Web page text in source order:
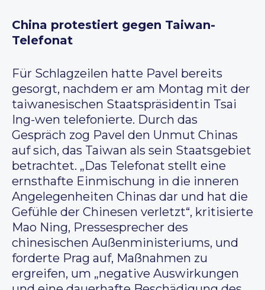
China protestiert gegen Taiwan-
Telefonat
Für Schlagzeilen hatte Pavel bereits
gesorgt, nachdem er am Montag mit der
taiwanesischen Staatspräsidentin Tsai
Ing-wen telefonierte. Durch das
Gespräch zog Pavel den Unmut Chinas
auf sich, das Taiwan als sein Staatsgebiet
betrachtet. „Das Telefonat stellt eine
ernsthafte Einmischung in die inneren
Angelegenheiten Chinas dar und hat die
Gefühle der Chinesen verletzt“, kritisierte
Mao Ning, Pressesprecher des
chinesischen Außenministeriums, und
forderte Prag auf, Maßnahmen zu
ergreifen, um „negative Auswirkungen